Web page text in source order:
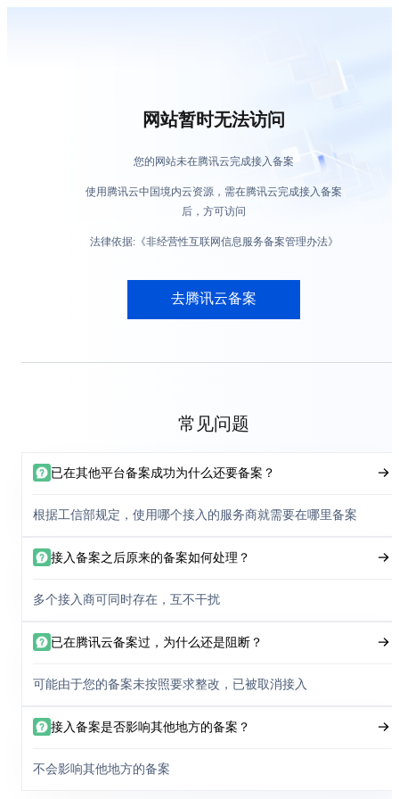
网站暂时无法访问
您的网站未在腾讯云完成接入备案
使用腾讯云中国境内云资源，需在腾讯云完成接入备案
后，方可访问
法律依据:《非经营性互联网信息服务备案管理办法》
去腾讯云备案
常见问题
已在其他平台备案成功为什么还要备案？
根据工信部规定，使用哪个接入的服务商就需要在哪里备案
接入备案之后原来的备案如何处理？
多个接入商可同时存在，互不干扰
已在腾讯云备案过，为什么还是阻断？
可能由于您的备案未按照要求整改，已被取消接入
接入备案是否影响其他地方的备案？
不会影响其他地方的备案